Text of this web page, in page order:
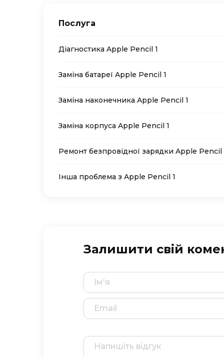
Послуга
Діагностика Apple Pencil 1
Заміна батареї Apple Pencil 1
Заміна наконечника Apple Pencil 1
Заміна корпуса Apple Pencil 1
Ремонт безпровідної зарядки Apple Pencil
Інша проблема з Apple Pencil 1
Залишити свій